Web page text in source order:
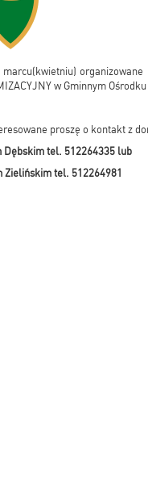
w Gminnym
proszę o kontakt z
Dębskim tel. 512264335 lub
Zielińskim tel. 512264981